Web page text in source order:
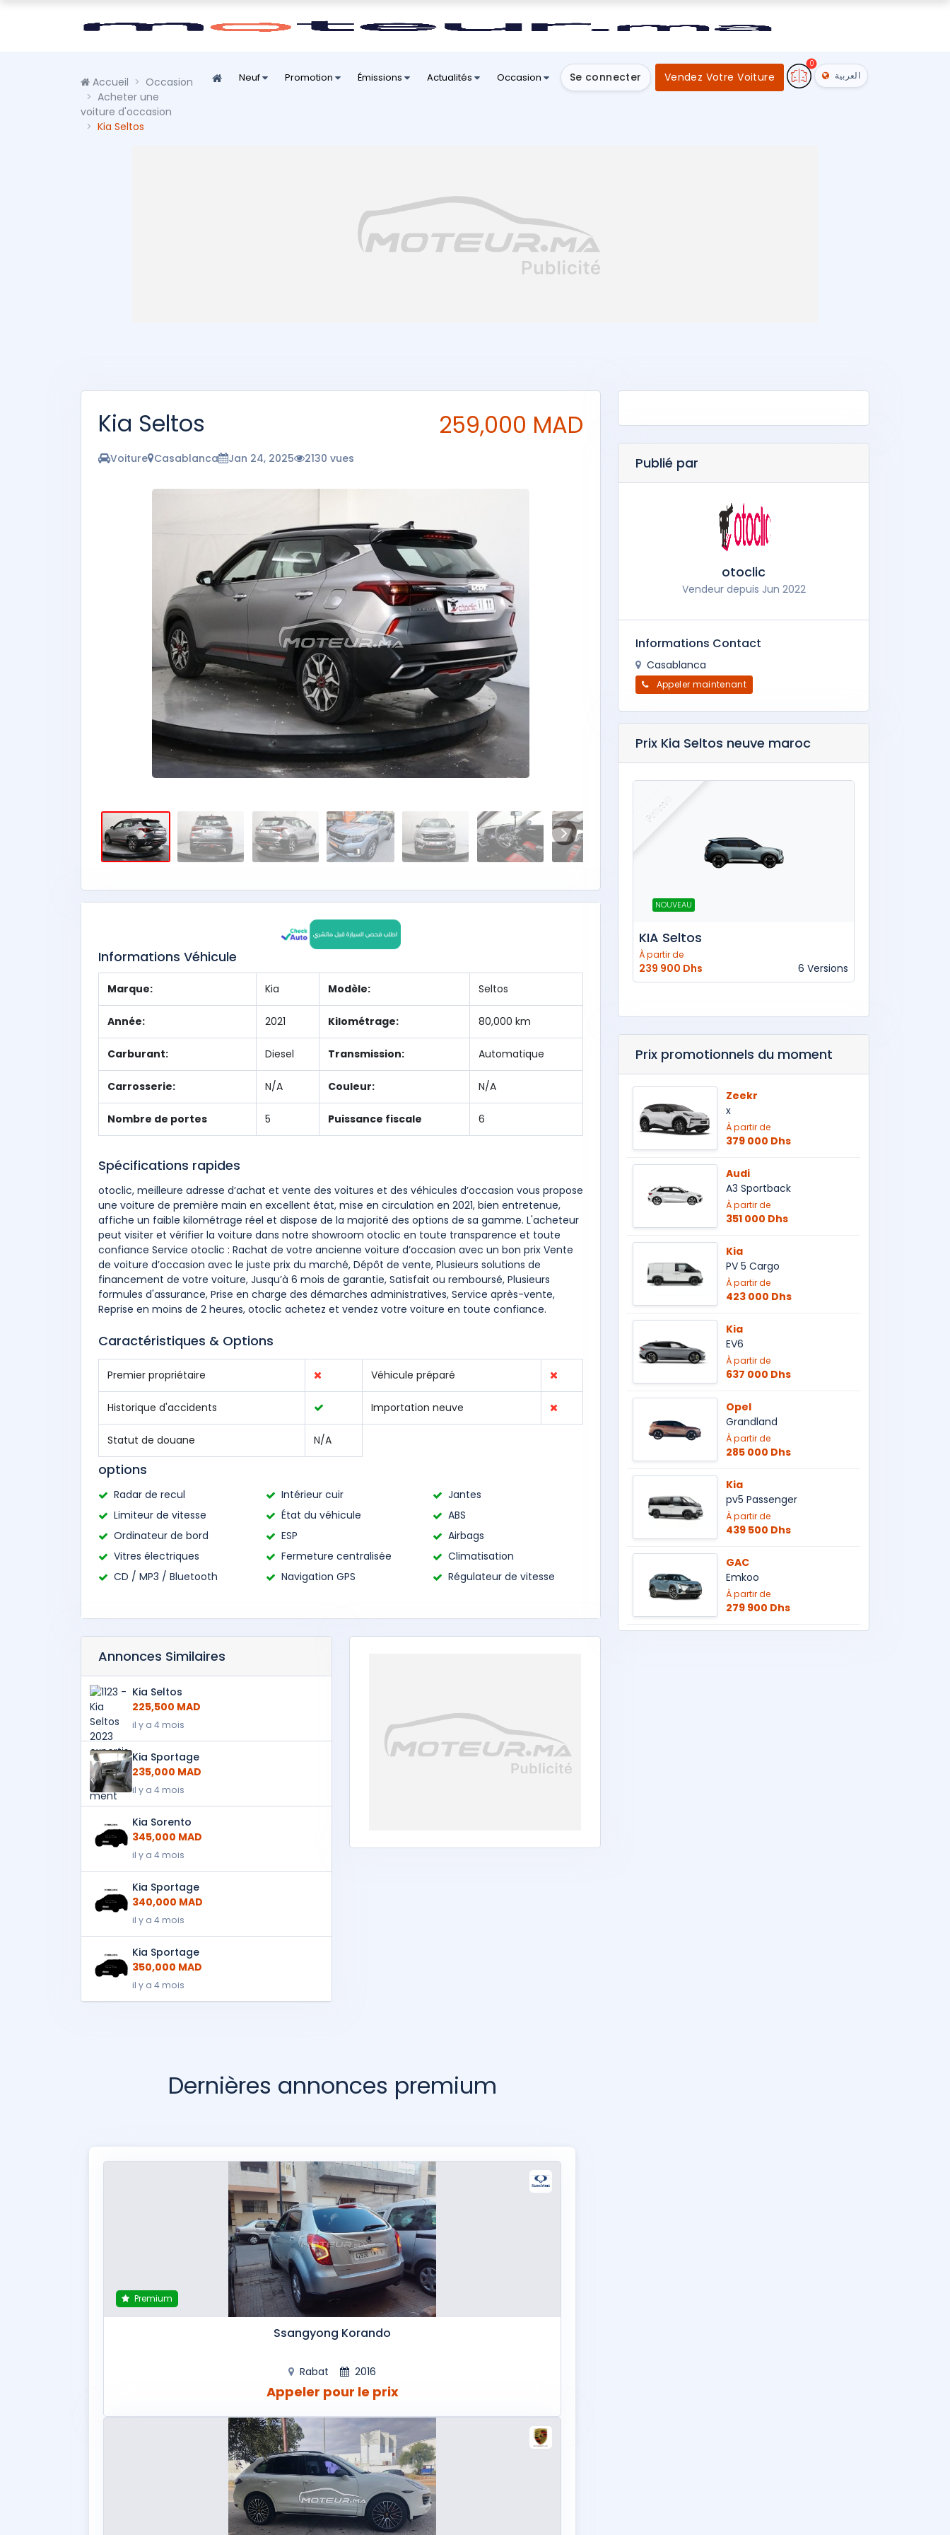
Neuf Promotion Émissions Actualités Occasion Se connecter Vendez Votre Voiture
0
العربية Accueil
Occasion
Acheter une
voiture d'occasion
Kia Seltos
Kia Seltos 259,000 MAD
Voiture Casablanca Jan 24, 2025 2130 vues
Informations Véhicule
Marque: Kia Modèle: Seltos
Année: 2021 Kilométrage: 80,000 km
Carburant: Diesel Transmission: Automatique
Carrosserie: N/A Couleur: N/A
Nombre de portes 5 Puissance fiscale 6
Spécifications rapides
otoclic, meilleure adresse d’achat et vente des voitures et des véhicules d’occasion vous propose
une voiture de première main en excellent état, mise en circulation en 2021, bien entretenue,
affiche un faible kilométrage réel et dispose de la majorité des options de sa gamme. L'acheteur
peut visiter et vérifier la voiture dans notre showroom otoclic en toute transparence et toute
confiance Service otoclic : Rachat de votre ancienne voiture d’occasion avec un bon prix Vente
de voiture d’occasion avec le juste prix du marché, Dépôt de vente, Plusieurs solutions de
financement de votre voiture, Jusqu’à 6 mois de garantie, Satisfait ou remboursé, Plusieurs
formules d'assurance, Prise en charge des démarches administratives, Service après-vente,
Reprise en moins de 2 heures, otoclic achetez et vendez votre voiture en toute confiance.
Caractéristiques & Options
Premier propriétaire Véhicule préparé
Historique d'accidents Importation neuve
Statut de douane N/A
options
Radar de recul Intérieur cuir
Jantes
Limiteur de vitesse
État du véhicule
ABS
Ordinateur de bord
ESP
Airbags
Vitres électriques
Fermeture centralisée
Climatisation
CD / MP3 / Bluetooth
Navigation GPS Régulateur de vitesse
Annonces Similaires
Kia Seltos
225,500 MAD
il y a 4 mois
Kia Sportage
235,000 MAD
il y a 4 mois
Kia Sorento
345,000 MAD
il y a 4 mois
Kia Sportage
340,000 MAD
il y a 4 mois
Kia Sportage
350,000 MAD
il y a 4 mois
Dernières annonces premium
Premium
Ssangyong Korando
Rabat 2016
Appeler pour le prix
Publié par
otoclic
Vendeur depuis Jun 2022
Informations Contact
Casablanca
Appeler maintenant
Prix Kia Seltos neuve maroc
Promo
NOUVEAU
KIA Seltos
À partir de
239 900 Dhs 6 Versions
Prix promotionnels du moment
Zeekr
x
À partir de
379 000 Dhs
Audi
A3 Sportback
À partir de
351 000 Dhs
Kia
PV 5 Cargo
À partir de
423 000 Dhs
Kia
EV6
À partir de
637 000 Dhs
Opel
Grandland
À partir de
285 000 Dhs
Kia
pv5 Passenger
À partir de
439 500 Dhs
GAC
Emkoo
À partir de
279 900 Dhs